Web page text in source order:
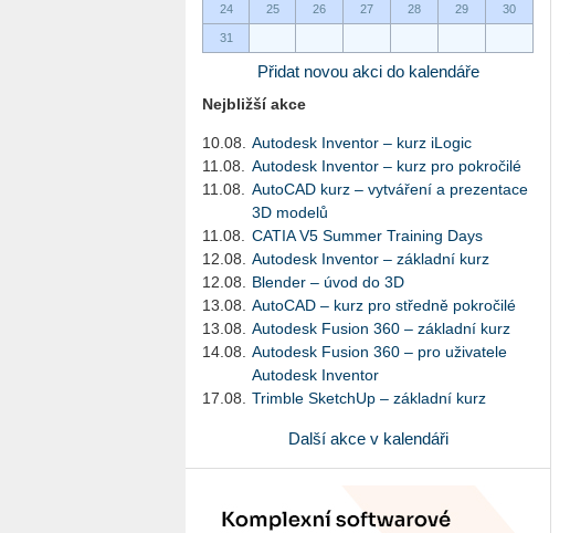
24 25 26 27 28 29 30
31
Přidat novou akci do kalendáře
Nejbližší akce
10.08.
Autodesk Inventor – kurz iLogic
11.08.
Autodesk Inventor – kurz pro pokročilé
11.08.
AutoCAD kurz – vytváření a prezentace
3D modelů
11.08.
CATIA V5 Summer Training Days
12.08.
Autodesk Inventor – základní kurz
12.08.
Blender – úvod do 3D
13.08.
AutoCAD – kurz pro středně pokročilé
13.08.
Autodesk Fusion 360 – základní kurz
14.08.
Autodesk Fusion 360 – pro uživatele
Autodesk Inventor
17.08.
Trimble SketchUp – základní kurz
Další akce v kalendáři